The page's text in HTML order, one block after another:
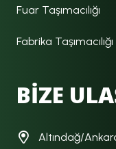
Fuar Taşımacılığı
Fabrika Taşımacılığı
BİZE
Altındağ/